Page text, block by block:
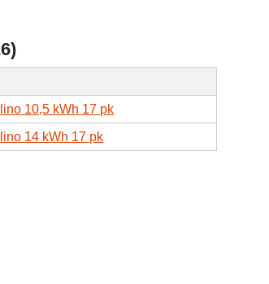
10,5 kWh 17 pk
14 kWh 17 pk